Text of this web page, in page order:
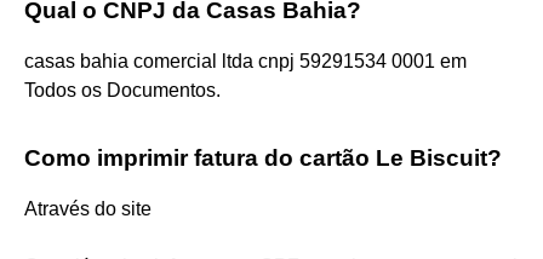
Qual o CNPJ da Casas Bahia?
casas bahia comercial ltda cnpj 59291534 0001 em
Todos os Documentos.
Como imprimir fatura do cartão Le Biscuit?
Através do site